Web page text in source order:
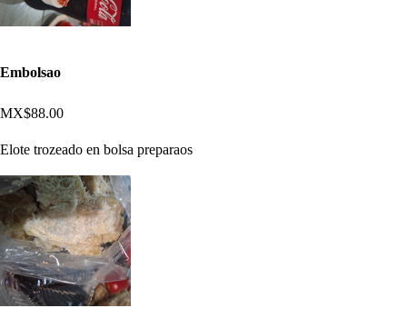
Embolsao
MX$88.00
Elote trozeado en bolsa preparaos